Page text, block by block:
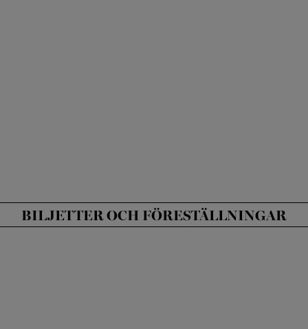
BILJETTER OCH FÖRESTÄLLNINGAR